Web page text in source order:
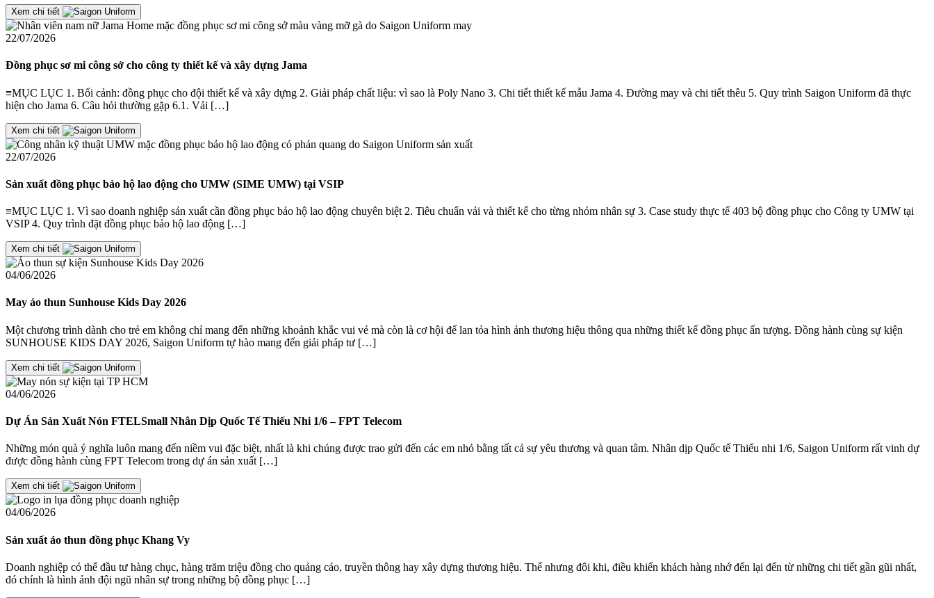
Xem chi tiết
22/07/2026
Đồng phục sơ mi công sở cho công ty thiết kế và xây dựng Jama
≡MỤC LỤC 1. Bối cảnh: đồng phục cho đội thiết kế và xây dựng 2. Giải pháp chất liệu: vì sao là Poly Nano 3. Chi tiết thiết kế mẫu Jama 4. Đường may và chi tiết thêu 5. Quy trình Saigon Uniform đã thực
hiện cho Jama 6. Câu hỏi thường gặp 6.1. Vải […]
Xem chi tiết
22/07/2026
Sản xuất đồng phục bảo hộ lao động cho UMW (SIME UMW) tại VSIP
≡MỤC LỤC 1. Vì sao doanh nghiệp sản xuất cần đồng phục bảo hộ lao động chuyên biệt 2. Tiêu chuẩn vải và thiết kế cho từng nhóm nhân sự 3. Case study thực tế 403 bộ đồng phục cho Công ty UMW tại
VSIP 4. Quy trình đặt đồng phục bảo hộ lao động […]
Xem chi tiết
04/06/2026
May áo thun Sunhouse Kids Day 2026
Một chương trình dành cho trẻ em không chỉ mang đến những khoảnh khắc vui vẻ mà còn là cơ hội để lan tỏa hình ảnh thương hiệu thông qua những thiết kế đồng phục ấn tượng. Đồng hành cùng sự kiện
SUNHOUSE KIDS DAY 2026, Saigon Uniform tự hào mang đến giải pháp tư […]
Xem chi tiết
04/06/2026
Dự Án Sản Xuất Nón FTELSmall Nhân Dịp Quốc Tế Thiếu Nhi 1/6 – FPT Telecom
Những món quà ý nghĩa luôn mang đến niềm vui đặc biệt, nhất là khi chúng được trao gửi đến các em nhỏ bằng tất cả sự yêu thương và quan tâm. Nhân dịp Quốc tế Thiếu nhi 1/6, Saigon Uniform rất vinh dự
được đồng hành cùng FPT Telecom trong dự án sản xuất […]
Xem chi tiết
04/06/2026
Sản xuất áo thun đồng phục Khang Vy
Doanh nghiệp có thể đầu tư hàng chục, hàng trăm triệu đồng cho quảng cáo, truyền thông hay xây dựng thương hiệu. Thế nhưng đôi khi, điều khiến khách hàng nhớ đến lại đến từ những chi tiết gần gũi nhất,
đó chính là hình ảnh đội ngũ nhân sự trong những bộ đồng phục […]